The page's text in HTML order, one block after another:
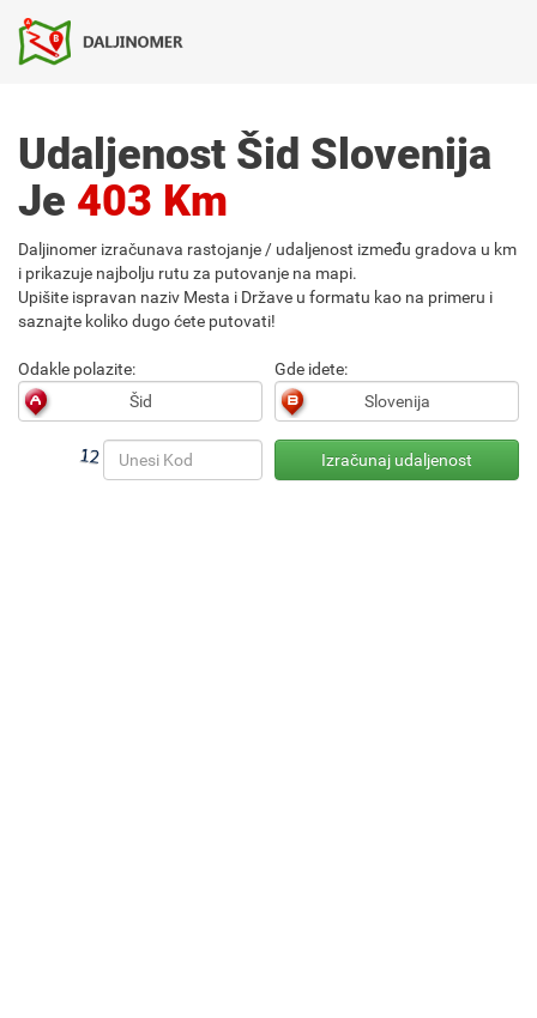
Udaljenost Šid Slovenija
Je 403 Km
Daljinomer izračunava rastojanje / udaljenost između gradova u km
i prikazuje najbolju rutu za putovanje na mapi.
Upišite ispravan naziv Mesta i Države u formatu kao na primeru i
saznajte koliko dugo ćete putovati!
Odakle polazite: Gde idete: